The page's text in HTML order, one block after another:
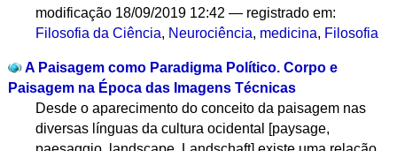
modificação 18/09/2019 12:42— registrado em:
Filosofia da Ciência, Neurociência, medicina, Filosofia
A Paisagem como Paradigma Político. Corpo e
Paisagem na Época das Imagens Técnicas
Desde o aparecimento do conceito da paisagem nas
diversas línguas da cultura ocidental [paysage,